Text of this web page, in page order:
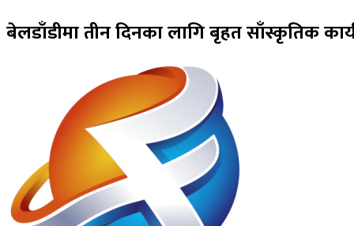
बेलडाँडीमा तीन दिनका लागि बृहत साँस्कृतिक